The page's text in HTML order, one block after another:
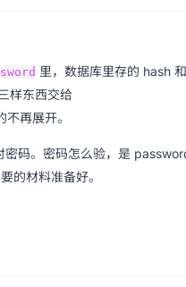
里，数据库里存的 hash 和
样东西交给
不再展开。
密码。密码怎么验，是
的材料准备好。